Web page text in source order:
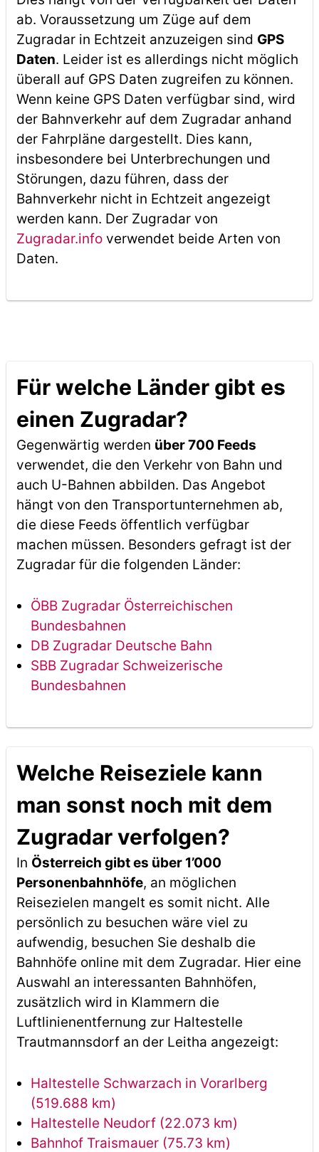
ab. Voraussetzung um Züge auf dem
Zugradar in Echtzeit anzuzeigen sind GPS
Daten. Leider ist es allerdings nicht möglich
überall auf GPS Daten zugreifen zu können.
Wenn keine GPS Daten verfügbar sind, wird
der Bahnverkehr auf dem Zugradar anhand
der Fahrpläne dargestellt. Dies kann,
insbesondere bei Unterbrechungen und
Störungen, dazu führen, dass der
Bahnverkehr nicht in Echtzeit angezeigt
werden kann. Der Zugradar von
Zugradar.infoverwendet beide Arten von
Daten.
Für welche Länder gibt es
einen Zugradar?
Gegenwärtig werden über 700 Feeds
verwendet, die den Verkehr von Bahn und
auch U-Bahnen abbilden. Das Angebot
hängt von den Transportunternehmen ab,
die diese Feeds öffentlich verfügbar
machen müssen. Besonders gefragt ist der
Zugradar für die folgenden Länder:
ÖBB Zugradar Österreichischen
Bundesbahnen
DB Zugradar Deutsche Bahn
SBB Zugradar Schweizerische
Bundesbahnen
Welche Reiseziele kann
man sonst noch mit dem
Zugradar verfolgen?
In Österreich gibt es über 1’000
Personenbahnhöfe, an möglichen
Reisezielen mangelt es somit nicht. Alle
persönlich zu besuchen wäre viel zu
aufwendig, besuchen Sie deshalb die
Bahnhöfe online mit dem Zugradar. Hier eine
Auswahl an interessanten Bahnhöfen,
zusätzlich wird in Klammern die
Luftlinienentfernung zur Haltestelle
Trautmannsdorf an der Leitha angezeigt:
Haltestelle Schwarzach in Vorarlberg
(519.688 km)
Haltestelle Neudorf (22.073 km)
Bahnhof Traismauer (75.73 km)